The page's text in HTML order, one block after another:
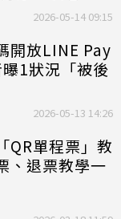
2026-05-14 09:15
開放LINE Pay
1狀況「被後
2026-05-13 14:26
QR單程票」教
、退票教學一